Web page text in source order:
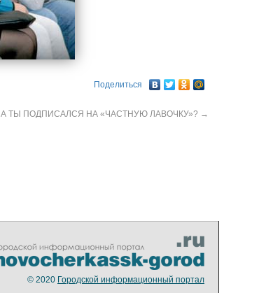
Поделиться
А ТЫ ПОДПИСАЛСЯ НА «ЧАСТНУЮ ЛАВОЧКУ»? →
© 2020 Городской информационный портал